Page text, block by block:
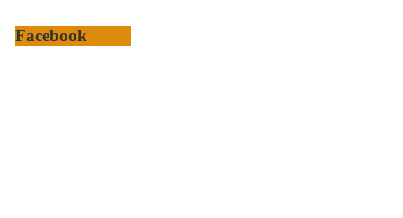
Facebook